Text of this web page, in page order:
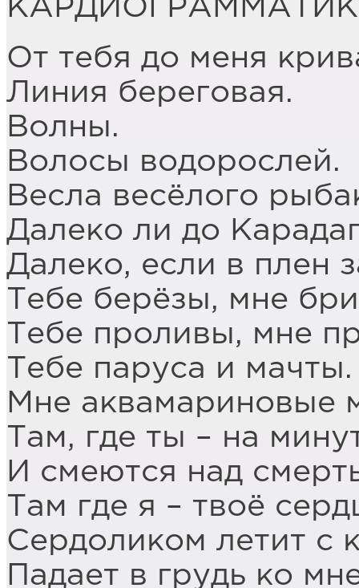
От тебя до меня
Линия береговая.
Волны.
Волосы водорослей.
Весла весёлого
Далеко ли до
Далеко, если в плен
Тебе берёзы, мне
Тебе проливы, мне
Тебе паруса и мачты.
Мне аквамариновые
Там, где ты – на
И смеются над
Там где я – твоё
Сердоликом летит с
Падает в грудь ко